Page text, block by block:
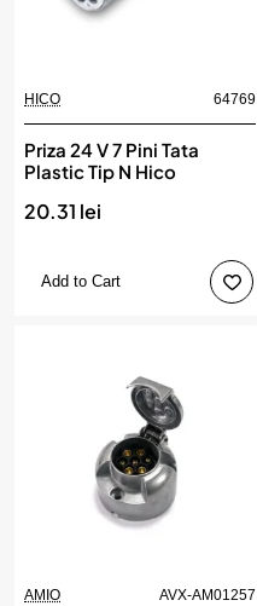
HICO 64769
Priza 24 V 7 Pini Tata
Plastic Tip N Hico
20.31 lei
Add to Cart
AMIO AVX-AM01257